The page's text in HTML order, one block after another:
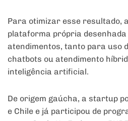
Para otimizar esse resultado,
plataforma própria
atendimentos, tanto para uso
chatbots ou atendimento
inteligência artificial.
De origem gaúcha, a startup
e Chile e já participou de